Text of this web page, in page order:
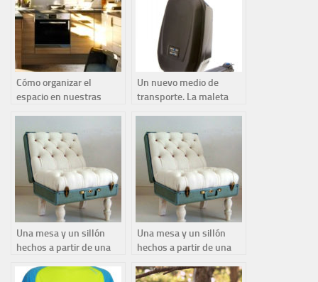
Cómo organizar el
espacio en nuestras
Un nuevo medio de
transporte. La maleta
Una mesa y un sillón
hechos a partir de una
Una mesa y un sillón
hechos a partir de una